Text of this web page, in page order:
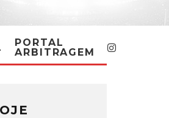
PORTAL
ARBITRAGEM